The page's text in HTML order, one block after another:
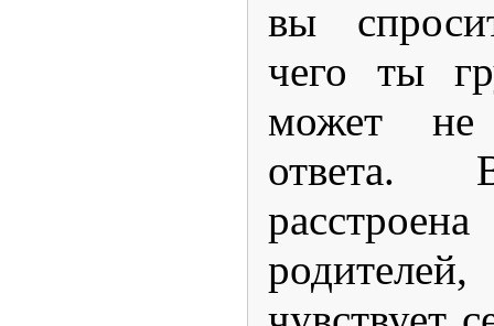
вы
чего ты
может не
ответа.